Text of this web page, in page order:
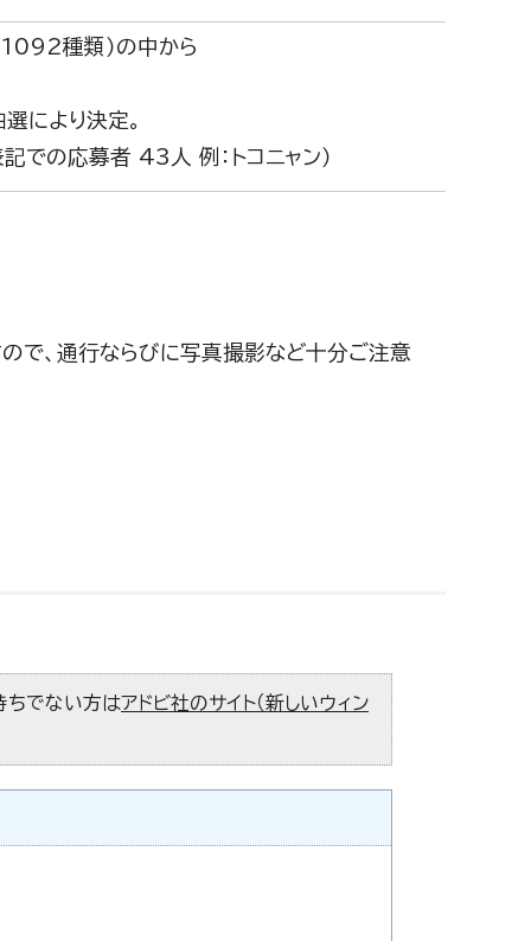
種類）の中から
により決定。
での応募者 43人 例：トコニャン）
で、通行ならびに写真撮影など十分ご注意
ちでない方はアドビ社のサイト（新しいウィン